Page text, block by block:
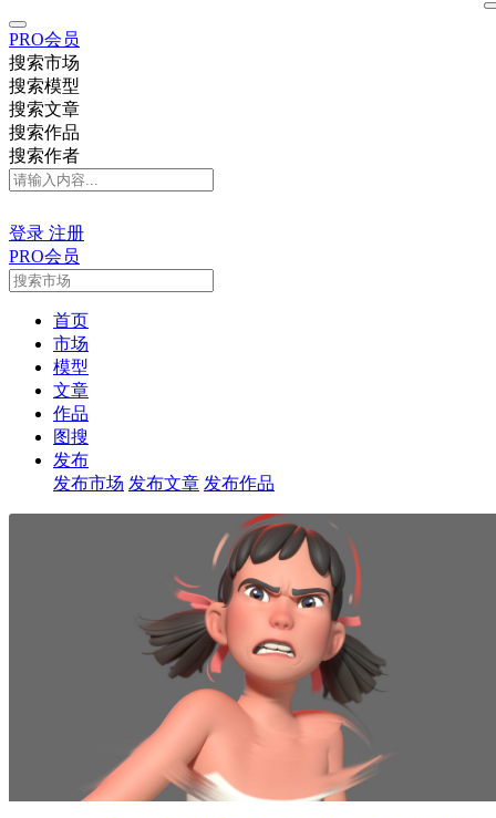
PRO会员
搜索市场
搜索模型
搜索文章
搜索作品
搜索作者
登录 注册
PRO会员
首页
市场
模型
文章
作品
图搜
发布
发布市场 发布文章 发布作品